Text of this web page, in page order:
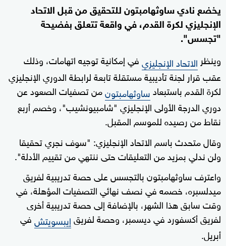
يخضع نادي ساوثهامبتون للتحقيق من قبل الاتحاد
الإنجليزي لكرة القدم، في واقعة تتعلق بفضيحة
"تجسس".
وينظر الاتحاد الإنجليزيفي إمكانية توجيه اتهامات، وذلك
عقب قرار لجنة تأديبية مستقلة تابعة لرابطة الدوري الإنجليزي
لكرة القدم باستبعادساوثهامبتونمن تصفيات الصعود عن
دوري الدرجة الأولى الإنجليزي "شامبيونشيب"، وخصم أربع
نقاط من رصيده للموسم المقبل.
وقال متحدث باسم الاتحاد الإنجليزي: "سوف نجري تحقيقا
ولن ندلي بمزيد من التعليقات حتى ننتهي من تقييم الأدلة".
واعترف ساوثهامبتون بالتجسس على حصة تدريبية لفريق
ميدلسبره، خصمه في نصف نهائي التصفيات المؤهلة، في
وقت سابق هذا الشهر، بالإضافة إلى حصة تدريبية أخرى
لفريق أكسفورد في ديسمبر، وحصة لفريقإيبسويتشفي
أبريل.